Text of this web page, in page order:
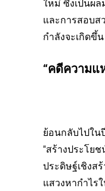
ใหม่ ซึ่งเป็นผ
และการสอบส
กำลังจะเกิดขึ้น
“คดีความแ
ย้อนกลับไปใน
"สร้างประโย
ประดิษฐ์เชิงส
แสวงหากำไร